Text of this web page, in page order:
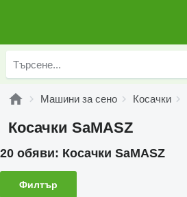
Машини за сено Косачки
Косачки SaMASZ
20 обяви: Косачки SaMASZ
Филтър